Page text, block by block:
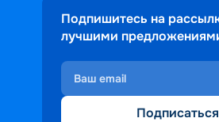
Подпишитесь на
лучшими
Подписаться